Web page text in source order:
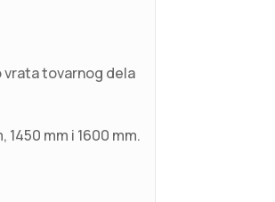
vrata tovarnog dela
mm i 1600 mm.